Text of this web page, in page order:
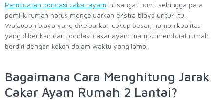
Pembuatan pondasi cakar ayam ini sangat rumit sehingga para
pemilik rumah harus mengeluarkan ekstra biaya untuk itu.
Walaupun biaya yang dikeluarkan cukup besar, namun kualitas
yang diberikan dari pondasi cakar ayam mampu membuat rumah
berdiri dengan kokoh dalam waktu yang lama.
Bagaimana Cara Menghitung Jarak
Cakar Ayam Rumah 2 Lantai?